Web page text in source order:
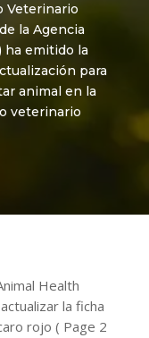
Veterinario
la Agencia
ha emitido la
para
animal en la
veterinario
Health
la ficha
rojo ( Page 2